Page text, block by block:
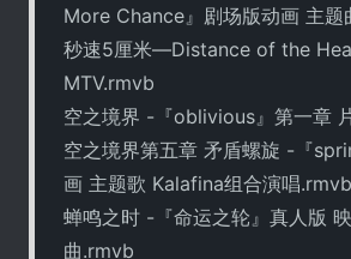
More Chance』剧场版动画 主题
秒速5厘米―Distance of the
MTV.rmvb
空之境界 -『oblivious』第一章
空之境界第五章 矛盾螺旋 -『
画 主题歌 Kalafina组合演唱.rmvb
蝉鸣之时 -『命运之轮』真人版
曲.rmvb